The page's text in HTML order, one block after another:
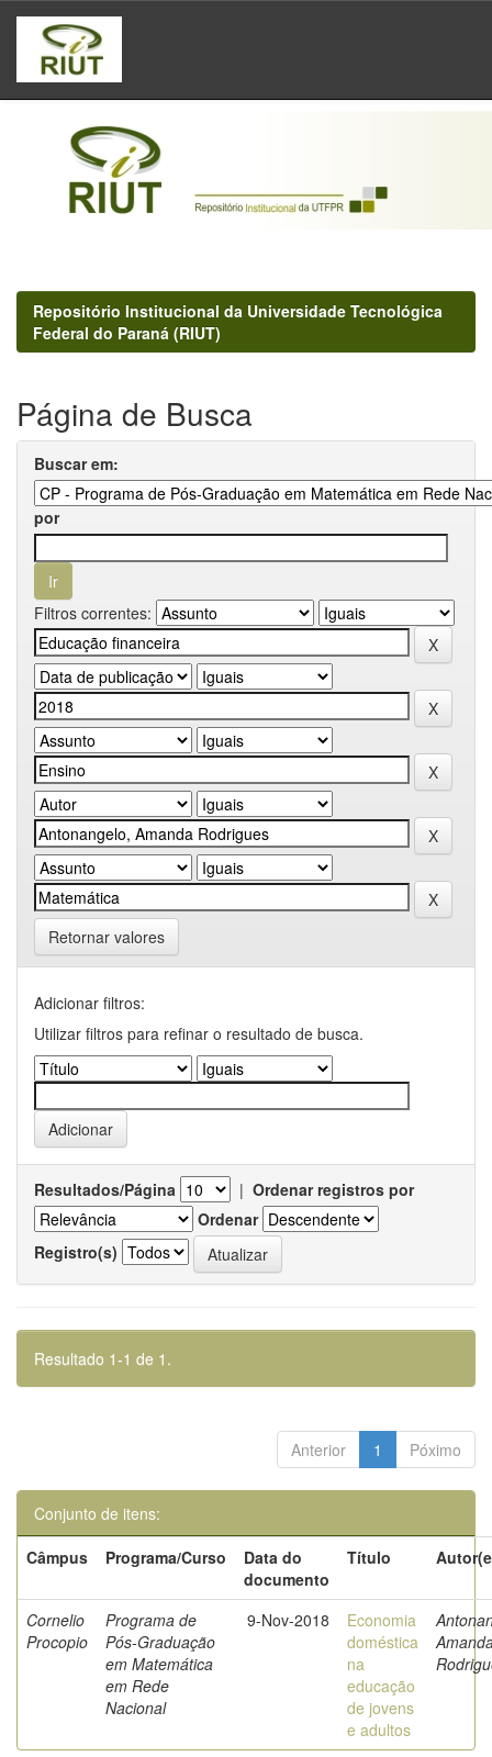
Skip
navigation
Repositório Institucional da Universidade Tecnológica
Federal do Paraná (RIUT)
Página de Busca
Buscar em:
por
Filtros correntes:
Retornar valores
Adicionar filtros:
Utilizar filtros para refinar o resultado de busca.
Resultados/Página | Ordenar registros por
Ordenar
Registro(s)
Resultado 1-1 de 1.
Anterior 1 Póximo
Conjunto de itens:
Câmpus
Programa/Curso
Data do
documento
Título
Cornelio
Procopio
Programa de
Pós-Graduação
em Matemática
em Rede
Nacional
9-Nov-2018
Economia
doméstica
na
educação
de jovens
e adultos